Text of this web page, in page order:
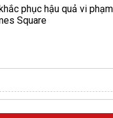
phục hậu quả vi
Square